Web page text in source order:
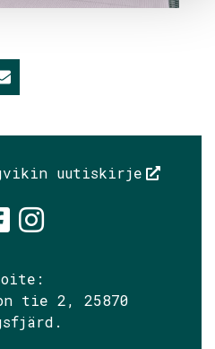
uutiskirje
tie 2, 25870